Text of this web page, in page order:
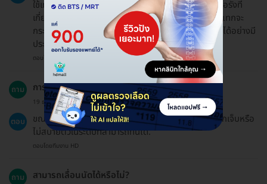
ใช้เทคโนโลยีคลื่นกระแทกในการบำบัดรักษาอาการปวดเรื้อรังที่
เกี่ยวข้องกับกระดูกและกล้ามเนื้อ โดยพลังงานคลื่นกระแทกจะ
กระตุ้นให้ร่างกายซ่อมแซมเนื้อเยื่อใหม่และลดอาการปวดได้อย่างมี
ประสิทธิภาพ.
ตอบโดยทีมงาน HD
ถาม การรักษาด้วยคลื่นกระแทกเจ็บหรือไม่?
19 ธ.ค. 2024
ตอบ
ขณะรับบริการจะปรับระดับความแรงให้พอเหมาะ ทำให้รู้สึกเจ็บหรือ
ไม่สบายตัวในระดับที่สามารถทนได้.
ตอบโดยทีมงาน HD
ถาม สามารถเลื่อนนัดได้หรือไม่?